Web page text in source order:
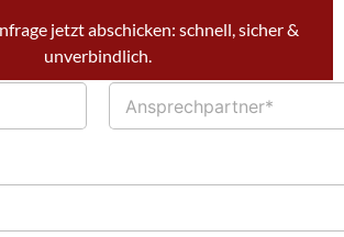
jetzt abschicken: schnell, sicher &
unverbindlich.
A
s